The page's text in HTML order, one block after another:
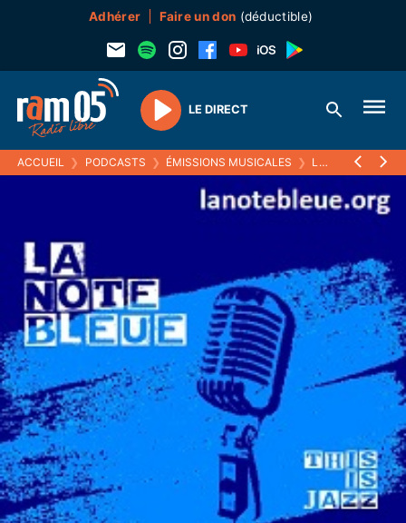
Adhérer Faire un don (déductible)
Play
LE DIRECT
ACCUEIL ❯ PODCASTS ❯ ÉMISSIONS MUSICALES ❯ LA NOTE BLEUE